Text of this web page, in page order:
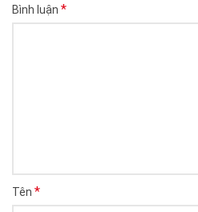
Bình luận *
Tên *